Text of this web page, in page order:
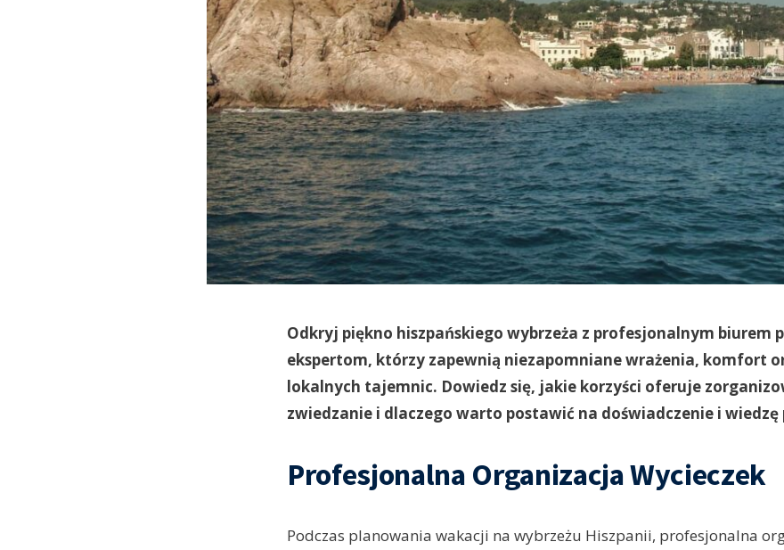
Odkryj piękno hiszpańskiego wybrzeża z profesjonalnym biurem
ekspertom, którzy zapewnią niezapomniane wrażenia, komfort
lokalnych tajemnic. Dowiedz się, jakie korzyści oferuje
zwiedzanie i dlaczego warto postawić na doświadczenie i
Profesjonalna Organizacja Wycieczek
Podczas planowania wakacji na wybrzeżu Hiszpanii, profesjonalna